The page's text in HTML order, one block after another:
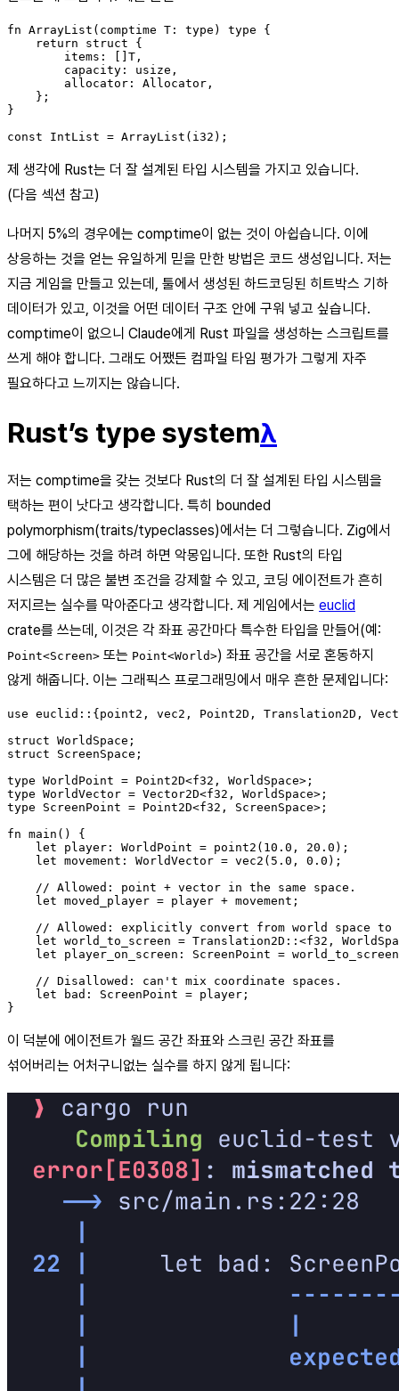
fn ArrayList(comptime T: type) type {
    return struct {
        items: []T,
        capacity: usize,
        allocator: Allocator,
    };
}
제 생각에 Rust는 더 잘 설계된 타입 시스템을 가지고 있습니다.
(다음 섹션 참고)
나머지 5%의 경우에는 comptime이 없는 것이 아쉽습니다. 이에
상응하는 것을 얻는 유일하게 믿을 만한 방법은 코드 생성입니다. 저는
지금 게임을 만들고 있는데, 툴에서 생성된 하드코딩된 히트박스 기하
데이터가 있고, 이것을 어떤 데이터 구조 안에 구워 넣고 싶습니다.
comptime이 없으니 Claude에게 Rust 파일을 생성하는 스크립트를
쓰게 해야 합니다. 그래도 어쨌든 컴파일 타임 평가가 그렇게 자주
필요하다고 느끼지는 않습니다.
Rust’s type systemλ
저는 comptime을 갖는 것보다 Rust의 더 잘 설계된 타입 시스템을
택하는 편이 낫다고 생각합니다. 특히 bounded
polymorphism(traits/typeclasses)에서는 더 그렇습니다. Zig에서
그에 해당하는 것을 하려 하면 악몽입니다. 또한 Rust의 타입
시스템은 더 많은 불변 조건을 강제할 수 있고, 코딩 에이전트가 흔히
저지르는 실수를 막아준다고 생각합니다. 제 게임에서는 euclid
crate를 쓰는데, 이것은 각 좌표 공간마다 특수한 타입을 만들어(예:
Point<Screen> 또는 Point<World>) 좌표 공간을 서로 혼동하지
않게 해줍니다. 이는 그래픽스 프로그래밍에서 매우 흔한 문제입니다:
use euclid::{point2, vec2, Point2D, Translation2D,
struct WorldSpace;
struct ScreenSpace;
type WorldPoint = Point2D<f32, WorldSpace>;
type WorldVector = Vector2D<f32, WorldSpace>;
type ScreenPoint = Point2D<f32, ScreenSpace>;
fn main() {
    let player: WorldPoint = point2(10.0, 20.0);
    let movement: WorldVector = vec2(5.0, 0.0);
    // Allowed: point + vector in the same space.
    let moved_player = player + movement;
// Allowed: explicitly convert from world space to
let world_to_screen = Translation2D::<f32,
let player_on_screen: ScreenPoint =
    // Disallowed: can't mix coordinate spaces.
    let bad: ScreenPoint = player;
이 덕분에 에이전트가 월드 공간 좌표와 스크린 공간 좌표를
섞어버리는 어처구니없는 실수를 하지 않게 됩니다: